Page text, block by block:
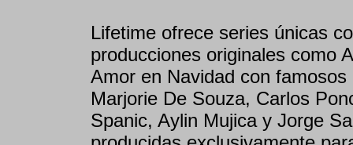
Lifetime ofrece series únicas
producciones originales como
Amor en Navidad con
Marjorie De Souza, Carlos
Spanic, Aylin Mujica y Jorge